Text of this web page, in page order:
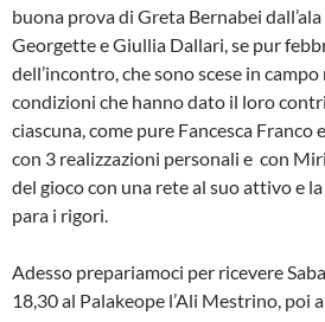
buona prova di Greta Bernabei
Georgette e Giullia Dallari, se pur
dell’incontro, che sono scese in
condizioni che hanno dato il loro
ciascuna, come pure Fancesca
con 3 realizzazioni personali e con
del gioco con una rete al suo attivo e
para i rigori.
Adesso prepariamoci per ricevere
18,30 al Palakeope l’Ali Mestrino, poi